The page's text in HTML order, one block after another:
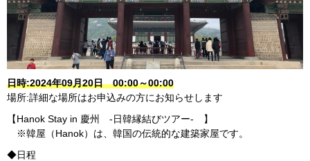
日時:2024年09月20日 00:00～00:00
場所:詳細な場所はお申込みの方にお知らせします
【Hanok Stay in 慶州 -日韓縁結びツアー- 】
※韓屋（Hanok）は、韓国の伝統的な建築家屋です。
◆日程